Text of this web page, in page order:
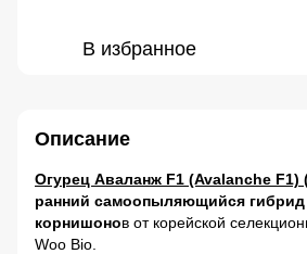
В избранное
Описание
Огурец Аваланж F1 (Avalanche F1)
ранний самоопыляющийся гибрид
корнишонов от корейской
Woo Bio.